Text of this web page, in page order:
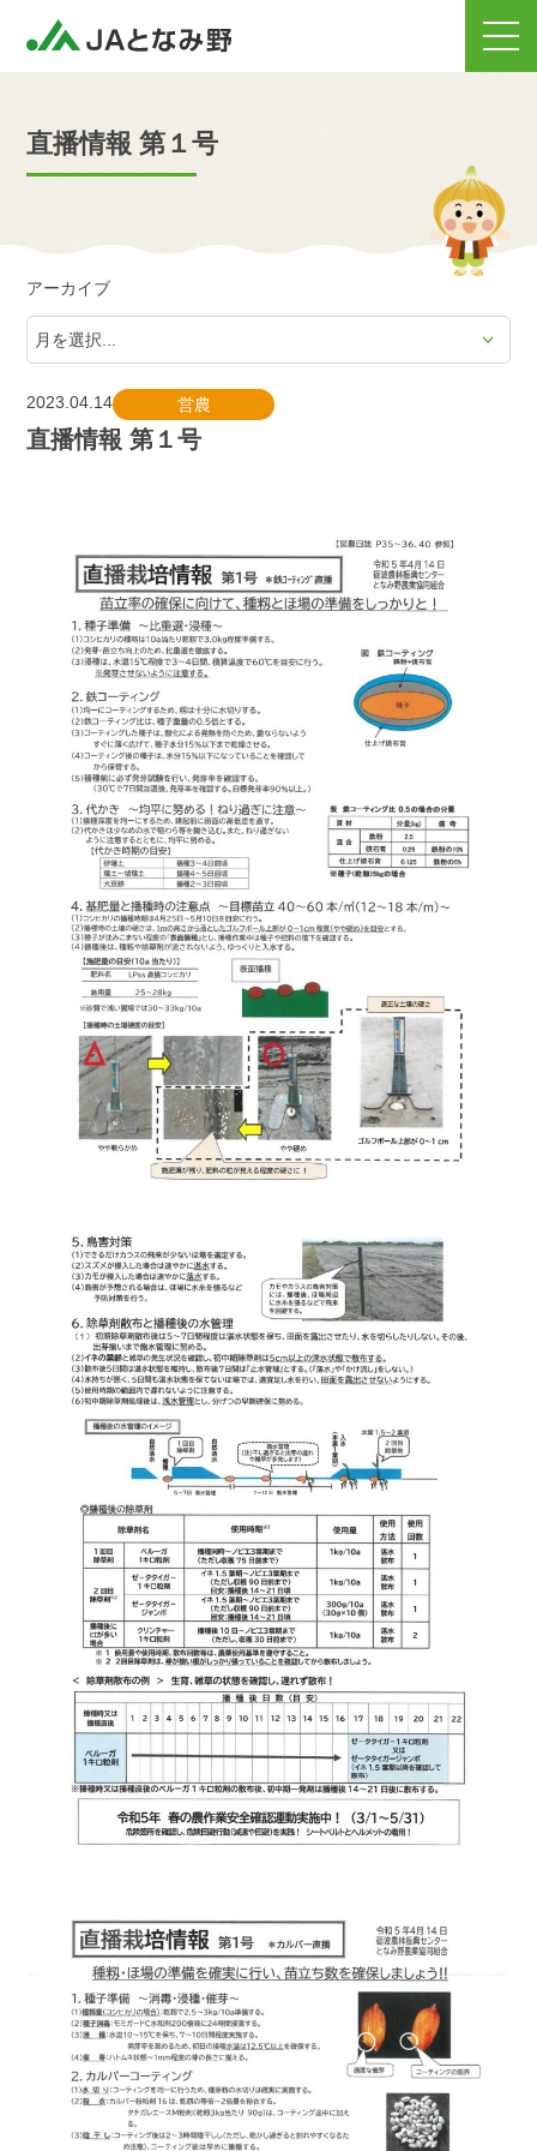
直播情報 第１号
アーカイブ
2023.04.14 営農
直播情報 第１号